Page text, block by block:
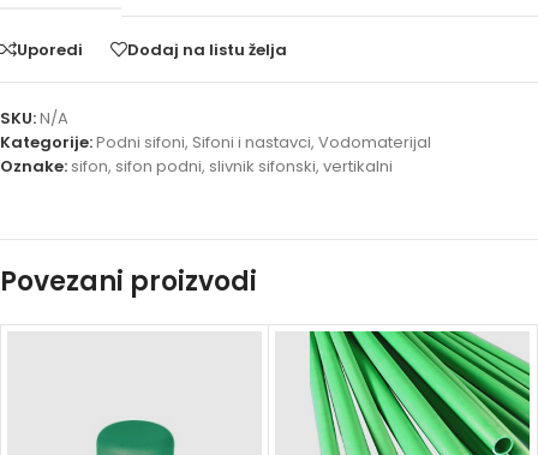
Uporedi Dodaj na listu želja
SKU:N/A
Kategorije:Podni sifoni, Sifoni i nastavci, Vodomaterijal
Oznake: sifon, sifon podni, slivnik sifonski, vertikalni
Povezani proizvodi